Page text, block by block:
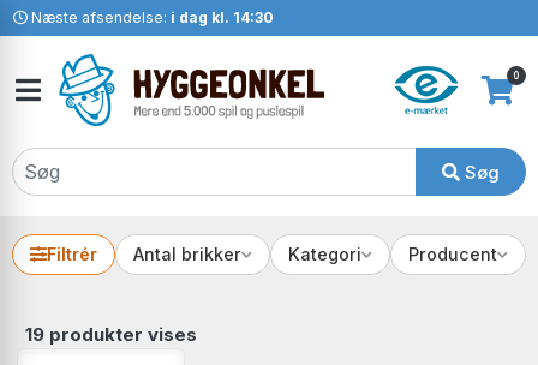
Næste afsendelse: i dag kl. 14:30
Søg
0
Filtrér Antal brikker Kategori Producent
19 produkter vises